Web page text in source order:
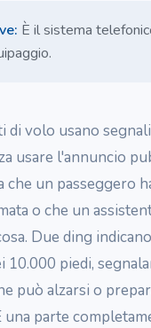
: È il sistema
di volo usano
usare l'annuncio
che un passeggero
o che un
Due ding
10.000 piedi,
può alzarsi o
parte